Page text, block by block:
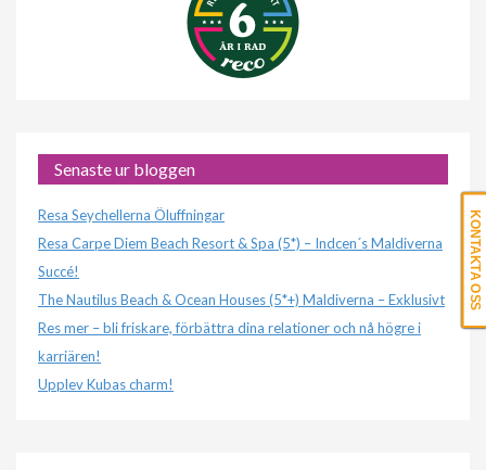
Senaste ur bloggen
Resa Seychellerna Öluffningar
Resa Carpe Diem Beach Resort & Spa (5*) – Indcen´s Maldiverna
Succé!
The Nautilus Beach & Ocean Houses (5*+) Maldiverna – Exklusivt
Res mer – bli friskare, förbättra dina relationer och nå högre i
karriären!
Upplev Kubas charm!
KONTAKTA OSS